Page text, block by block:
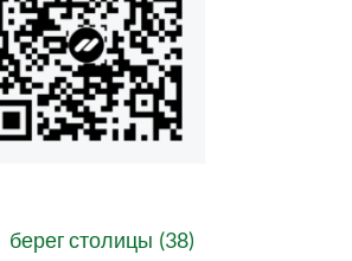
берег столицы (38)